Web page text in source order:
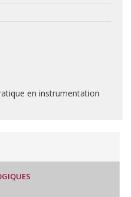
en instrumentation